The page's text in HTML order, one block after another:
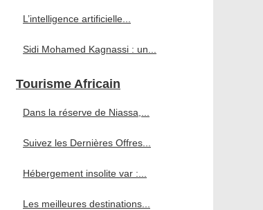
L’intelligence artificielle...
Sidi Mohamed Kagnassi : un...
Tourisme Africain
Dans la réserve de Niassa,...
Suivez les Dernières Offres...
Hébergement insolite var :...
Les meilleures destinations...